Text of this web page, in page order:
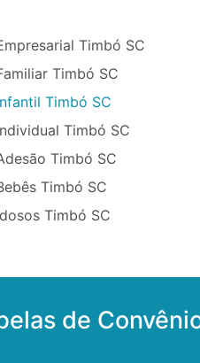
Timbó SC
Timbó SC
Timbó SC
Timbó SC
Timbó SC
Timbó SC
Timbó SC
de